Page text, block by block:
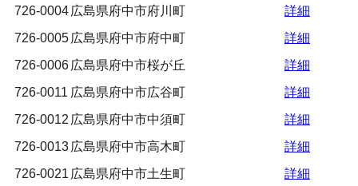
726-0004 広島県府中市府川町
詳細
726-0005 広島県府中市府中町
詳細
726-0006 広島県府中市桜が丘
詳細
726-0011 広島県府中市広谷町
詳細
726-0012 広島県府中市中須町
詳細
726-0013 広島県府中市高木町
詳細
726-0021 広島県府中市土生町
詳細